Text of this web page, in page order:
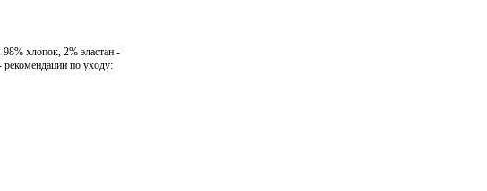
хлопок, 2% эластан -
по уходу: